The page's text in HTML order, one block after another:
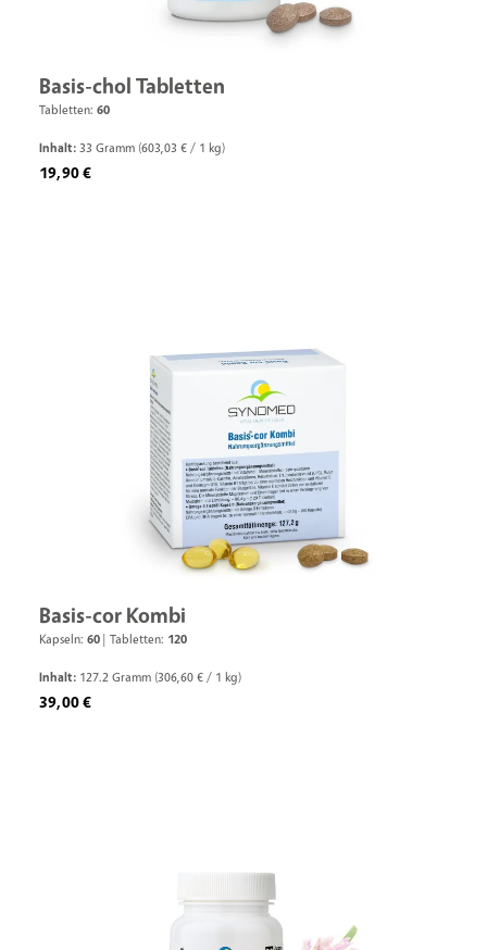
Basis-chol Tabletten
Tabletten: 60
Inhalt: 33 Gramm (603,03 € / 1 kg)
Regulärer Preis:
19,90 €
Basis-cor Kombi
Kapseln: 60 | Tabletten: 120
Inhalt: 127.2 Gramm (306,60 € / 1 kg)
Regulärer Preis:
39,00 €